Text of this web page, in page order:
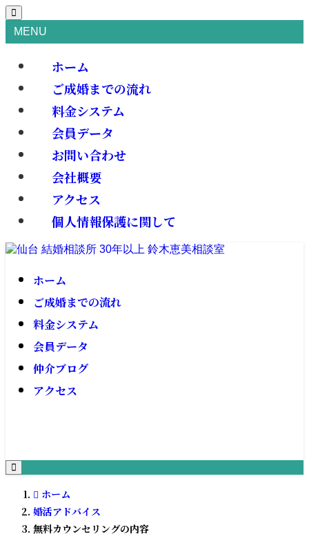
MENU
ホーム
ご成婚までの流れ
料金システム
会員データ
お問い合わせ
会社概要
アクセス
個人情報保護に関して
ホーム
ご成婚までの流れ
料金システム
会員データ
仲介ブログ
アクセス
ホーム
婚活アドバイス
無料カウンセリングの内容